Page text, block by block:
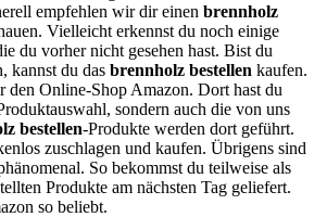
empfehlen wir dir einen brennholz
Vielleicht erkennst du noch einige
du vorher nicht gesehen hast. Bist du
kannst du das brennholz bestellen kaufen.
Online-Shop Amazon. Dort hast du
sondern auch die von uns
bestellen-Produkte werden dort geführt.
zuschlagen und kaufen. Übrigens sind
So bekommst du teilweise als
Produkte am nächsten Tag geliefert.
so beliebt.